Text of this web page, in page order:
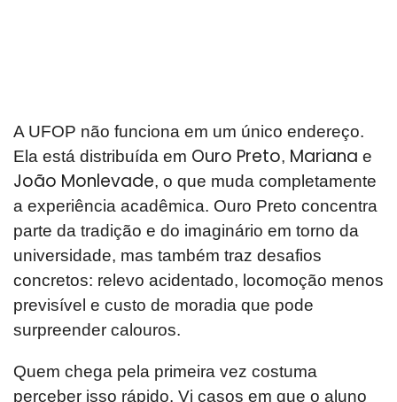
A UFOP não funciona em um único endereço.
Ela está distribuída em Ouro Preto, Mariana e
João Monlevade, o que muda completamente
a experiência acadêmica. Ouro Preto concentra
parte da tradição e do imaginário em torno da
universidade, mas também traz desafios
concretos: relevo acidentado, locomoção menos
previsível e custo de moradia que pode
surpreender calouros.
Quem chega pela primeira vez costuma
perceber isso rápido. Vi casos em que o aluno